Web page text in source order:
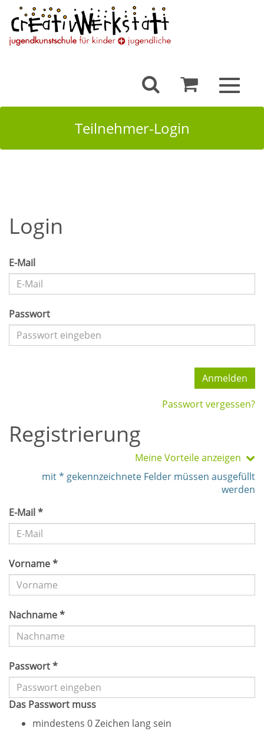
Toggle
Teilnehmer-Login
Login
E-Mail
Passwort
Anmelden
Passwort vergessen?
Registrierung
Meine Vorteile anzeigen
mit * gekennzeichnete Felder müssen ausgefüllt
werden
E-Mail *
Vorname *
Nachname *
Passwort *
Das Passwort muss
mindestens 0 Zeichen lang sein